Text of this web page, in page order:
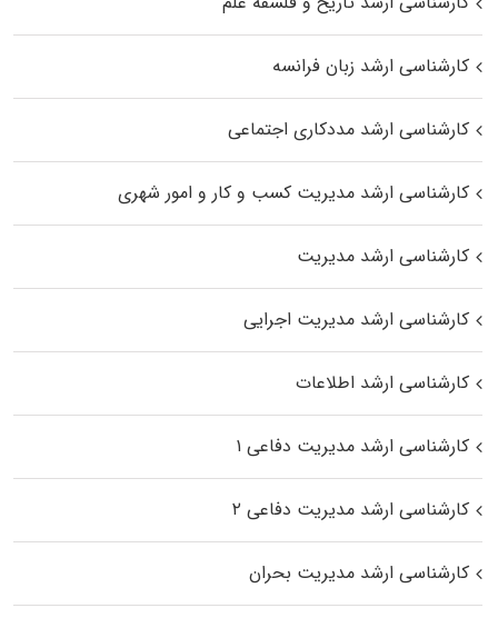
کارشناسی ارشد زبان فرانسه
کارشناسی ارشد مددکاری اجتماعی
کارشناسی ارشد مدیریت کسب و کار و امور شهری
کارشناسی ارشد مدیریت
کارشناسی ارشد مدیریت اجرایی
کارشناسی ارشد اطلاعات
کارشناسی ارشد مدیریت دفاعی ۱
کارشناسی ارشد مدیریت دفاعی ۲
کارشناسی ارشد مدیریت بحران